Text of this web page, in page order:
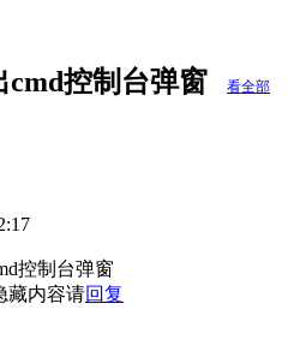
cmd控制台弹窗 看全部
控制台弹窗
藏内容请回复